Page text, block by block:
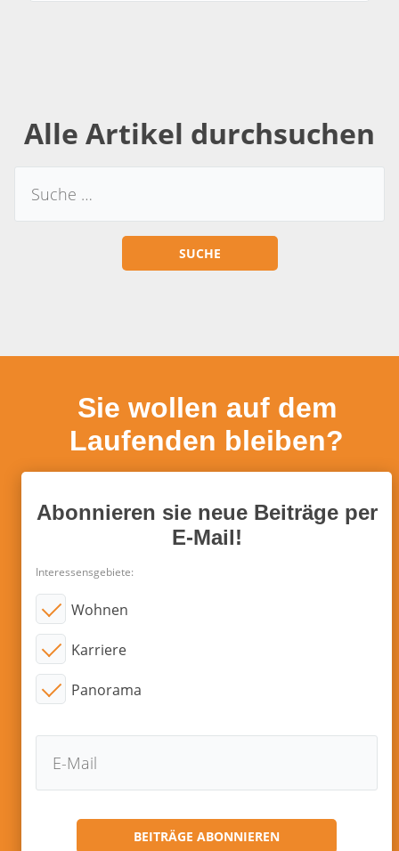
Alle Artikel durchsuchen
Sie wollen auf dem
Laufenden bleiben?
Abonnieren sie neue Beiträge per
E-Mail!
Interessensgebiete:
Wohnen
Karriere
Panorama